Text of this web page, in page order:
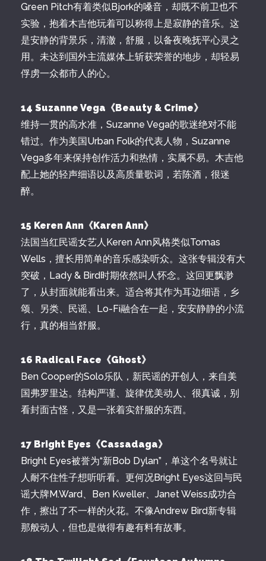
Green Pitch有着类似Bjork的嗓音，却既不前卫也不
实验，抱着木吉他玩着可以称得上是寂静的音乐。这
是安静的背景乐，清澈，舒服，以备夜晚抚平心灵之
用。未达到国外主流媒体上斩获荣誉的地步，却轻易
俘虏一众都市人的心。
14 Suzanne Vega《Beauty & Crime》
维持一贯的高水准，Suzanne Vega的歌迷绝对不能
错过。作为美国Urban Folk的代表人物，Suzanne
Vega多年来保持创作活力和热情，实属不易。木吉他
配上她的轻声细语以及高质量歌词，若陈酒，很迷
醉。
15 Keren Ann《Karen Ann》
法国当红民谣女艺人Keren Ann风格类似Tomas
Wells，擅长用简单的音乐感染听众。这张专辑没有大
突破，Lady & Bird时期依然叫人怀念。这回更飘渺
了，从封面就能看出来。适合将其作为耳边细语，乡
颂、另类、民谣、Lo-Fi融合在一起，安安静静的小流
行，真的相当舒服。
16 Radical Face《Ghost》
Ben Cooper的Solo乐队，新民谣的开创人，来自美
国弗罗里达。结构严谨、旋律优美动人、很真诚，别
看封面古怪，又是一张着实舒服的东西。
17 Bright Eyes《Cassadaga》
Bright Eyes被誉为“新Bob Dylan”，单这个名号就让
人耐不住性子想听听看。更何况Bright Eyes这回与民
谣大牌M.Ward、Ben Kweller、Janet Weiss成功合
作，擦出了不一样的火花。不像Andrew Bird新专辑
那般动人，但也是做得有趣有料有故事。